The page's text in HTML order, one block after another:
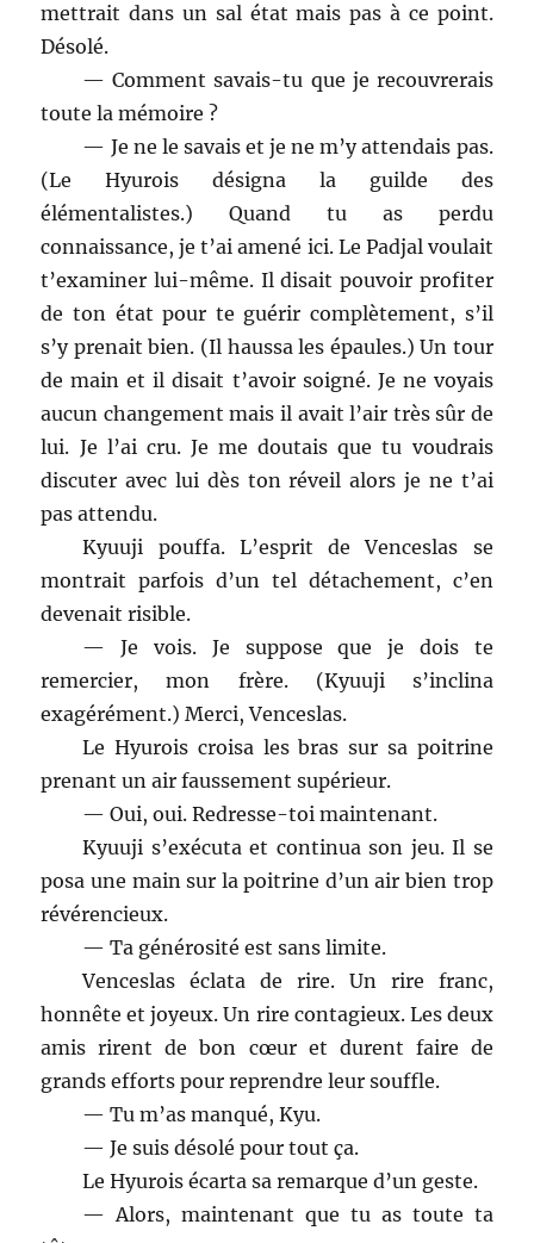
mettrait dans un sal état mais pas à ce point.
Désolé.
— Comment savais-tu que je recouvrerais
toute la mémoire ?
— Je ne le savais et je ne m’y attendais pas.
(Le Hyurois désigna la guilde des
élémentalistes.) Quand tu as perdu
connaissance, je t’ai amené ici. Le Padjal voulait
t’examiner lui-même. Il disait pouvoir profiter
de ton état pour te guérir complètement, s’il
s’y prenait bien. (Il haussa les épaules.) Un tour
de main et il disait t’avoir soigné. Je ne voyais
aucun changement mais il avait l’air très sûr de
lui. Je l’ai cru. Je me doutais que tu voudrais
discuter avec lui dès ton réveil alors je ne t’ai
pas attendu.
Kyuuji pouffa. L’esprit de Venceslas se
montrait parfois d’un tel détachement, c’en
devenait risible.
— Je vois. Je suppose que je dois te
remercier, mon frère. (Kyuuji s’inclina
exagérément.) Merci, Venceslas.
Le Hyurois croisa les bras sur sa poitrine
prenant un air faussement supérieur.
— Oui, oui. Redresse-toi maintenant.
Kyuuji s’exécuta et continua son jeu. Il se
posa une main sur la poitrine d’un air bien trop
révérencieux.
— Ta générosité est sans limite.
Venceslas éclata de rire. Un rire franc,
honnête et joyeux. Un rire contagieux. Les deux
amis rirent de bon cœur et durent faire de
grands efforts pour reprendre leur souffle.
— Tu m’as manqué, Kyu.
— Je suis désolé pour tout ça.
Le Hyurois écarta sa remarque d’un geste.
— Alors, maintenant que tu as toute ta